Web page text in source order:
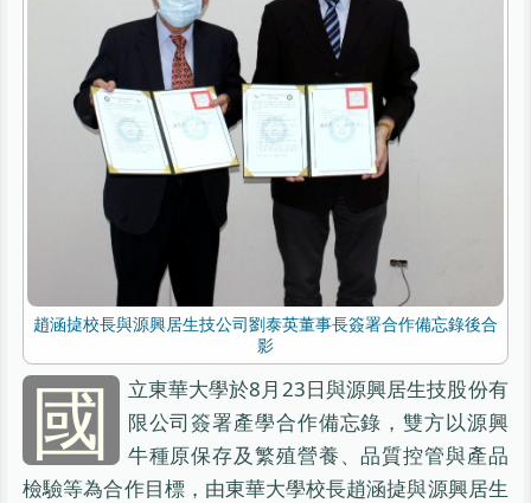
趙涵㨗校長與源興居生技公司劉泰英董事長簽署合作備忘錄後合
影
國
立東華大學於8月23日與源興居生技股份有
限公司簽署產學合作備忘錄，雙方以源興
牛種原保存及繁殖營養、品質控管與產品
檢驗等為合作目標，由東華大學校長趙涵㨗與源興居生